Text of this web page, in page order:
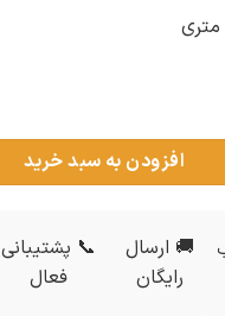
سفارشی طرح کودک عدد
افزودن به سبد خرید
🚚 ارسال
رایگان
📞 پشتیبانی
فعال